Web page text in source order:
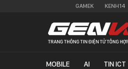
GAMEK KENH14
MOBILE AI TIN ICT